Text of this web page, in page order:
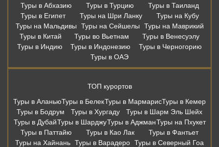
Туры в АланьюТуры в Белек Туры в МармарисТуры в Кемер
Туры в Бодрум
Туры в Хургаду
Туры в Шарм Эль Шейх
Туры в ДубайТуры в Шарджу Туры в АджманТуры на Пхукет
Туры в Паттайю
Туры в Као Лак
Туры в Фантьет
Туры на Хайнань Туры в Варадеро
Туры в Северный Гоа
Туры в Сиде
Дешевые авиабилеты из Москвы
Москва - Сочи
Москва - Санкт-Петербург
Москва - Калининград Москва - Казань Москва - Мин. Воды
Москва - Анталья
Москва - Бодрум
Москва - Мармарис
Москва - Хургада
Москва - Бангкок
Москва - Шарм-Эль-Шейх Москва - Пхукет Москва - Самуи